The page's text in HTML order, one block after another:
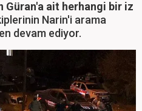
Güran'a ait herhangi bir iz
Narin'i arama
devam ediyor.